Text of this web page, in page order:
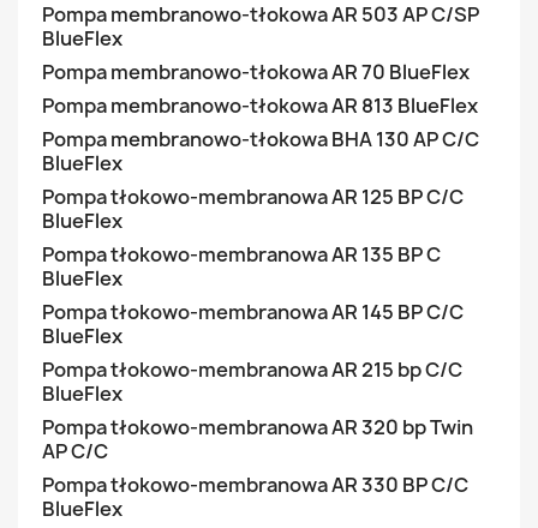
Pompa membranowo-tłokowa AR 503 AP C/SP
BlueFlex
Pompa membranowo-tłokowa AR 70 BlueFlex
Pompa membranowo-tłokowa AR 813 BlueFlex
Pompa membranowo-tłokowa BHA 130 AP C/C
BlueFlex
Pompa tłokowo-membranowa AR 125 BP C/C
BlueFlex
Pompa tłokowo-membranowa AR 135 BP C
BlueFlex
Pompa tłokowo-membranowa AR 145 BP C/C
BlueFlex
Pompa tłokowo-membranowa AR 215 bp C/C
BlueFlex
Pompa tłokowo-membranowa AR 320 bp Twin
AP C/C
Pompa tłokowo-membranowa AR 330 BP C/C
BlueFlex